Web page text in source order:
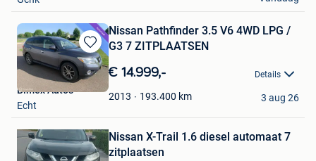
Bewaren
in
Mijn
Favorieten
Nissan Pathfinder 3.5 V6 4WD LPG /
G3 7 ZITPLAATSEN
€ 14.999,- Details
2013 193.400 km
Bimex Auto's
Echt
3 aug 26
Mijn
FavorietenNissan X-Trail 1.6 diesel automaat 7
zitplaatsen